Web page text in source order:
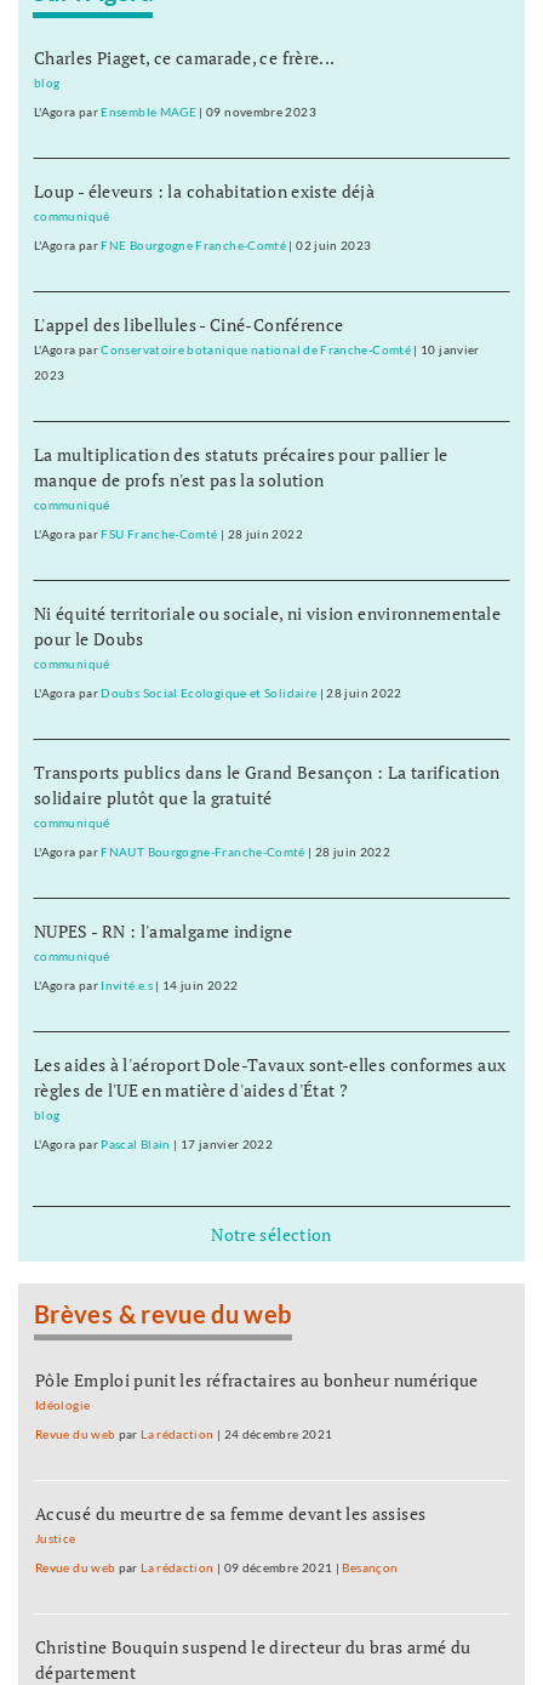
Charles Piaget, ce camarade, ce frère...
blog
L'Agora parEnsemble MAGE |09 novembre 2023
Loup - éleveurs : la cohabitation existe déjà
communiqué
L'Agora parFNE Bourgogne Franche-Comté |02 juin 2023
L'appel des libellules - Ciné-Conférence
L'Agora parConservatoire botanique national de Franche-Comté| 10 janvier
2023
La multiplication des statuts précaires pour pallier le
manque de profs n'est pas la solution
communiqué
L'Agora parFSU Franche-Comté | 28 juin 2022
Ni équité territoriale ou sociale, ni vision environnementale
pour le Doubs
communiqué
L'Agora parDoubs Social Ecologique et Solidaire |28 juin 2022
Transports publics dans le Grand Besançon : La tarification
solidaire plutôt que la gratuité
communiqué
L'Agora parFNAUT Bourgogne-Franche-Comté | 28 juin 2022
NUPES - RN : l'amalgame indigne
communiqué
L'Agora par Invité.e.s| 14 juin 2022
Les aides à l'aéroport Dole-Tavaux sont-elles conformes aux
règles de l'UE en matière d'aides d'État ?
blog
L'Agora par Pascal Blain | 17 janvier 2022
Notre sélection
Brèves & revue du web
Pôle Emploi punit les réfractaires au bonheur numérique
Idéologie
Revue du web parLa rédaction | 24 décembre 2021
Accusé du meurtre de sa femme devant les assises
Justice
Revue du web parLa rédaction | 09 décembre 2021 |Besançon
Christine Bouquin suspend le directeur du bras armé du
département